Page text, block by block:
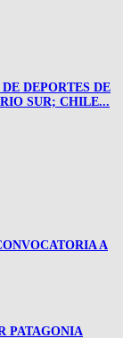
DEPORTES DE
SUR; CHILE...
A
PATAGONIA